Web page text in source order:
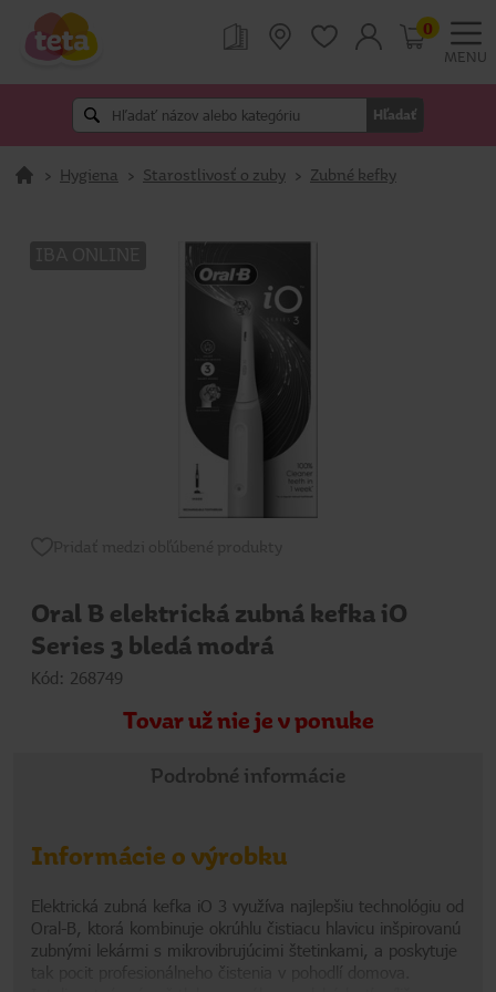
MENU
Hľadať
0
> Hygiena > Starostlivosť o zuby > Zubné kefky
Oral B elektrická zubná kefka iO
Series 3 bledá modrá
Kód: 268749
Tovar už nie je v ponuke
Podrobné informácie
Informácie o výrobku
Elektrická zubná kefka iO 3 využíva najlepšiu technológiu od
Oral-B, ktorá kombinuje okrúhlu čistiacu hlavicu inšpirovanú
zubnými lekármi s mikrovibrujúcimi štetinkami, a poskytuje
tak pocit profesionálneho čistenia v pohodlí domova.